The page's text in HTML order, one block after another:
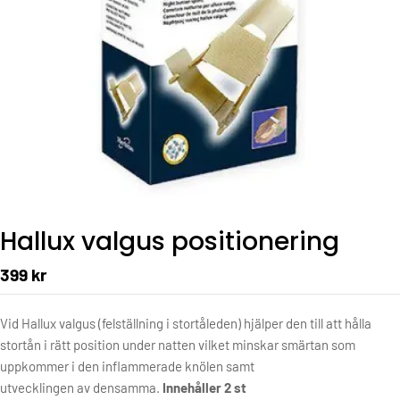
Hallux valgus positionering
399 kr
Vid Hallux valgus (felställning i stortåleden) hjälper den till att hålla
stortån i rätt position under natten vilket minskar smärtan som
uppkommer i den inflammerade knölen samt
utvecklingen av densamma. Innehåller 2 st